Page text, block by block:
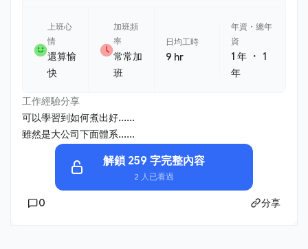
上班心
情
還算愉
快
加班頻
率
常常加
班
日均工時
9 hr
年資・總年
資
1 年 ・1
年
工作經驗分享
可以學習到如何煮出好......
雖然是大公司下面體系......
解鎖 259 字完整內容
2 人已看過
0 分享